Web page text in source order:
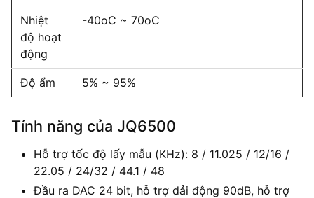
Nhiệt
độ hoạt
động
-40oC ~ 70oC
Độ ẩm 5% ~ 95%
Tính năng của JQ6500
Hỗ trợ tốc độ lấy mẫu (KHz): 8 / 11.025 / 12/16 /
22.05 / 24/32 / 44.1 / 48
Đầu ra DAC 24 bit, hỗ trợ dải động 90dB, hỗ trợ